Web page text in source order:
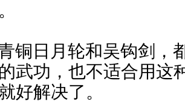
铜日月轮和吴钩剑，
武功，也不适合用这
好解决了。